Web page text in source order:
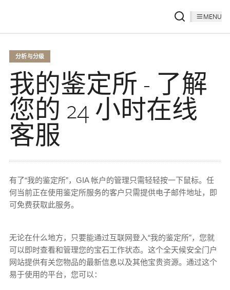
MENU
分析与分级
我的鉴定所 - 了解
您的 24 小时在线
客服
有了“我的鉴定所”，GIA 帐户的管理只需轻轻按一下鼠标。任
何当前正在使用鉴定所服务的客户只需提供电子邮件地址，即
可免费获取此服务。
无论在什么地方，只要能通过互联网登入“我的鉴定所”，您就
可以即时查看和管理您的宝石工作状态。这个全天候安全门户
网站提供有关您物品的最新信息以及其他宝贵资源。通过这个
易于使用的平台，您可以：